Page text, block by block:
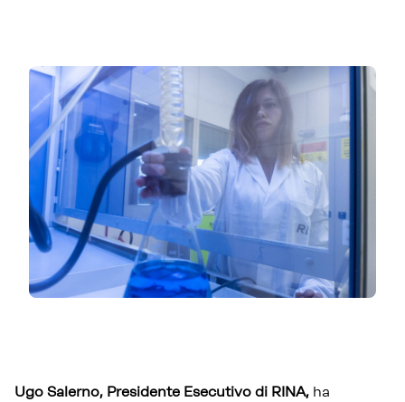
Ugo Salerno, Presidente Esecutivo di RINA, ha